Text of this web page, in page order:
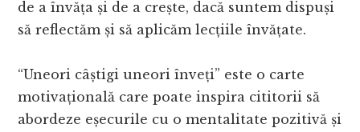
de a învăța și de a crește, dacă suntem dispuși
să reflectăm și să aplicăm lecțiile învățate.
“Uneori câștigi uneori înveți” este o carte
motivațională care poate inspira cititorii să
abordeze eșecurile cu o mentalitate pozitivă și